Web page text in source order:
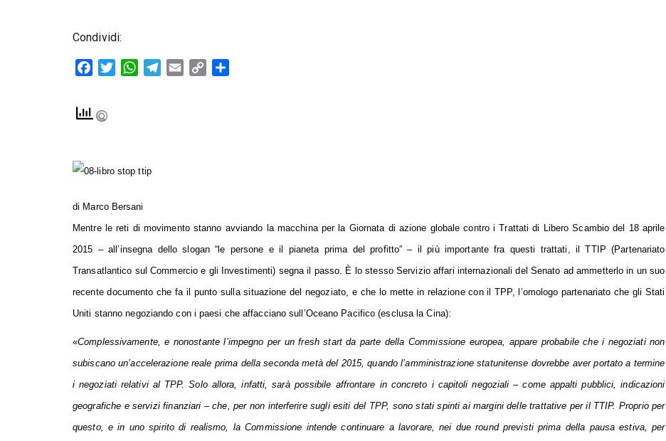
Condividi:
FacebookTwitterWhatsAppTelegram
Email
Copy
di Marco Bersani
Mentre le reti di movimento stanno avviando la macchina per la Giornata di azione globale contro i Trattati di Libero Scambio del 18 aprile
2015 – all’insegna dello slogan “le persone e il pianeta prima del profitto” – il più importante fra questi trattati, il TTIP (Partenariato
Transatlantico sul Commercio e gli Investimenti) segna il passo. È lo stesso Servizio affari internazionali del Senato ad ammetterlo in un suo
recente documento che fa il punto sulla situazione del negoziato, e che lo mette in relazione con il TPP, l’omologo partenariato che gli Stati
Uniti stanno negoziando con i paesi che affacciano sull’Oceano Pacifico (esclusa la Cina):
«Complessivamente, e nonostante l’impegno per un fresh start da parte della Commissione europea, appare probabile che i negoziati non
subiscano un’accelerazione reale prima della seconda metà del 2015, quando l’amministrazione statunitense dovrebbe aver portato a termine
i negoziati relativi al TPP. Solo allora, infatti, sarà possibile affrontare in concreto i capitoli negoziali – come appalti pubblici, indicazioni
geografiche e servizi finanziari – che, per non interferire sugli esiti del TPP, sono stati spinti ai margini delle trattative per il TTIP. Proprio per
questo, e in uno spirito di realismo, la Commissione intende continuare a lavorare, nei due round previsti prima della pausa estiva, per